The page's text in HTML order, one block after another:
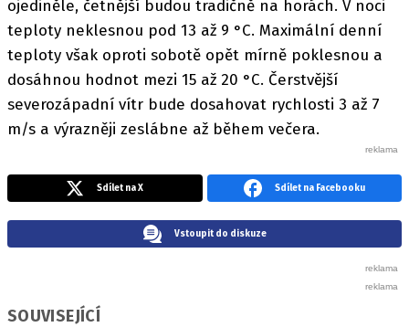
ojediněle, četnější budou tradičně na horách. V noci
teploty neklesnou pod 13 až 9 °C. Maximální denní
teploty však oproti sobotě opět mírně poklesnou a
dosáhnou hodnot mezi 15 až 20 °C. Čerstvější
severozápadní vítr bude dosahovat rychlosti 3 až 7
m/s a výrazněji zeslábne až během večera.
Sdílet na X Sdílet na Facebooku
Vstoupit do diskuze
SOUVISEJÍCÍ